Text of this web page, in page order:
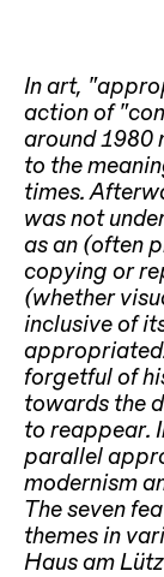
In art,
action of
around 1980
to the
times.
was not
as an (often
copying or
(whether
inclusive of
forgetful of
towards the
to reappear.
parallel
modernism
The seven
themes in
Haus am